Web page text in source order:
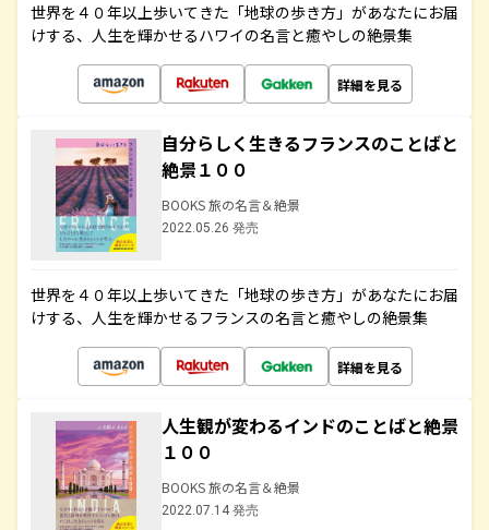
世界を４０年以上歩いてきた「地球の歩き方」があなたにお届
けする、人生を輝かせるハワイの名言と癒やしの絶景集
詳細を見る
自分らしく生きるフランスのことばと
絶景１００
BOOKS 旅の名言＆絶景
2022.05.26 発売
世界を４０年以上歩いてきた「地球の歩き方」があなたにお届
けする、人生を輝かせるフランスの名言と癒やしの絶景集
詳細を見る
人生観が変わるインドのことばと絶景
１００
BOOKS 旅の名言＆絶景
2022.07.14 発売